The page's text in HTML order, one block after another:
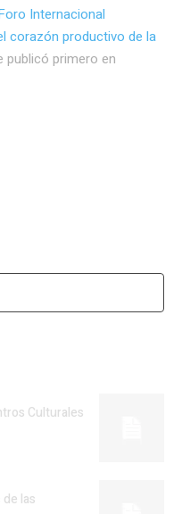
Internacional
corazón productivo de la
publicó primero en
Culturales
las